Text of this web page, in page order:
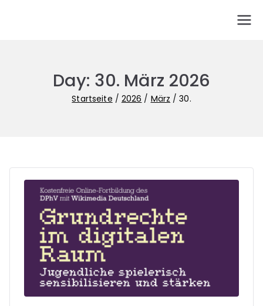
Fachgewerkschaft der Gymnasiallehrerinnen und
Day: 30. März 2026
Startseite 2026 März 30.